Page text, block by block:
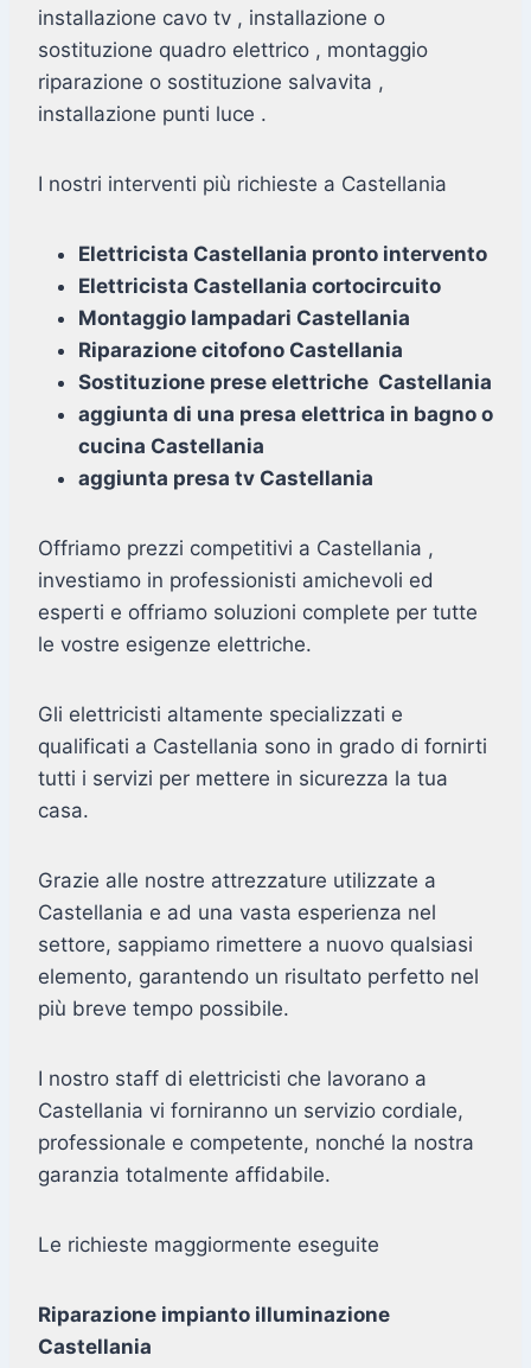
installazione cavo tv , installazione o
sostituzione quadro elettrico , montaggio
riparazione o sostituzione salvavita ,
installazione punti luce .
I nostri interventi più richieste a Castellania
Elettricista Castellania pronto intervento
Elettricista Castellania cortocircuito
Montaggio lampadari Castellania
Riparazione citofono Castellania
Sostituzione prese elettriche Castellania
aggiunta di una presa elettrica in bagno o
cucina Castellania
aggiunta presa tv Castellania
Offriamo prezzi competitivi a Castellania ,
investiamo in professionisti amichevoli ed
esperti e offriamo soluzioni complete per tutte
le vostre esigenze elettriche.
Gli elettricisti altamente specializzati e
qualificati a Castellania sono in grado di fornirti
tutti i servizi per mettere in sicurezza la tua
casa.
Grazie alle nostre attrezzature utilizzate a
Castellania e ad una vasta esperienza nel
settore, sappiamo rimettere a nuovo qualsiasi
elemento, garantendo un risultato perfetto nel
più breve tempo possibile.
I nostro staff di elettricisti che lavorano a
Castellania vi forniranno un servizio cordiale,
professionale e competente, nonché la nostra
garanzia totalmente affidabile.
Le richieste maggiormente eseguite
Riparazione impianto illuminazione
Castellania